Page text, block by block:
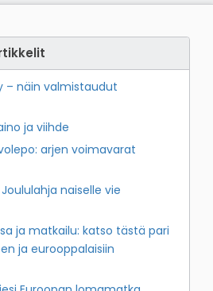
– näin valmistaudut
ja viihde
arjen voimavarat
naiselle vie
ja matkailu: katso tästä pari
ja eurooppalaisiin